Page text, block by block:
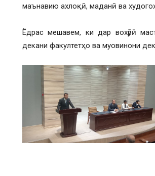
маънавию ахлоқӣ, маданӣ ва
Ёдрас мешавем, ки дар вохӯрӣ
декани факултетҳо ва муовинони